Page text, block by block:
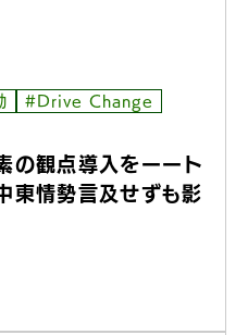
#Drive Change
の観点導入をーート
東情勢言及せずも影